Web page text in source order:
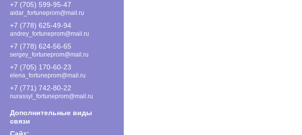
+7 (705) 599-95-47
aidar_fortuneprom@mail.ru
+7 (778) 625-49-94
andrey_fortuneprom@mail.ru
+7 (778) 624-56-65
sergey_fortuneprom@mail.ru
+7 (705) 170-60-23
elena_fortuneprom@mail.ru
+7 (771) 742-80-22
nurassyl_fortuneprom@mail.ru